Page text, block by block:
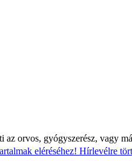
orvos, gyógyszerész, vagy
eléréséhez! Hírlevélre